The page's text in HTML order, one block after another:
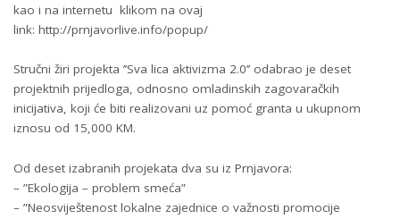
kao i na internetu klikom na ovaj
link: http://prnjavorlive.info/popup/
Stručni žiri projekta ’’Sva lica aktivizma 2.0’’ odabrao je deset
projektnih prijedloga, odnosno omladinskih zagovaračkih
inicijativa, koji će biti realizovani uz pomoć granta u ukupnom
iznosu od 15,000 KM.
Od deset izabranih projekata dva su iz Prnjavora:
– ”Ekologija – problem smeća”
– ”Neosviještenost lokalne zajednice o važnosti promocije